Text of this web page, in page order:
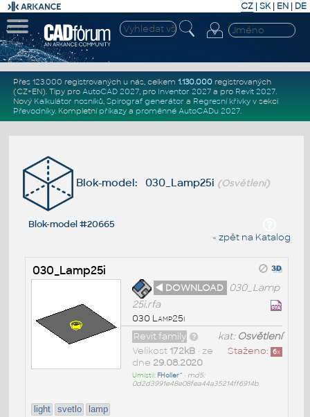
CZ | SK| EN | DE
Přes 123.000 registrovaných u nás, celkem 1.130.000registrovaných
(CZ+EN). Tipy pro AutoCAD 2027, pro Inventor 2027a pro Revit 2027.
Nový Kalkulátor nosníků, Spirograf generátor a Regresní křivkyv sekci
Převodníky. Kompletní příkazya proměnné AutoCADu 2027.
Blok-model: 030_Lamp25i (Osvětlení)
Blok-model #20665
« zpět na Katalog
030_Lamp25i
◄ DOWNLOAD 030_Lamp
25i.rfa
030 Lamp25i
kat: Osvětlení
Revit family
Staženo: 6x
Velikost 172kB• ze
dne 29.08.2020
Umístil: FHoller^ • md5:
0d2d3991e48e08fea44a35214ff6914b
light svetlo lamp